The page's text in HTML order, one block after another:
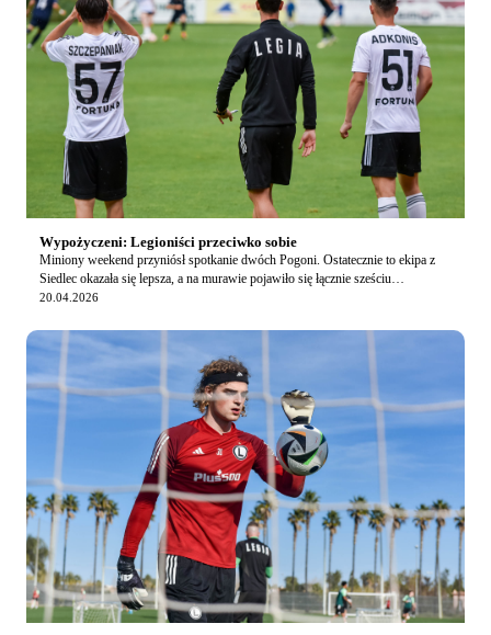
Wypożyczeni: Legioniści przeciwko sobie
Miniony weekend przyniósł spotkanie dwóch Pogoni. Ostatecznie to ekipa z
Siedlec okazała się lepsza, a na murawie pojawiło się łącznie sześciu
wypożyczonych legionistów. Igor St…
20.04.2026